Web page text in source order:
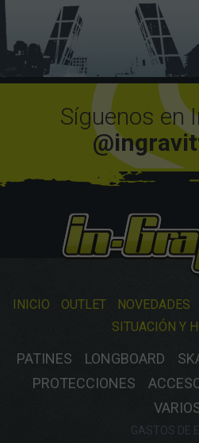
Síguenos en
INICIO OUTLET NOVEDADES
SITUACIÓN Y
PATINES LONGBOARD
PROTECCIONES
GASTOS DE